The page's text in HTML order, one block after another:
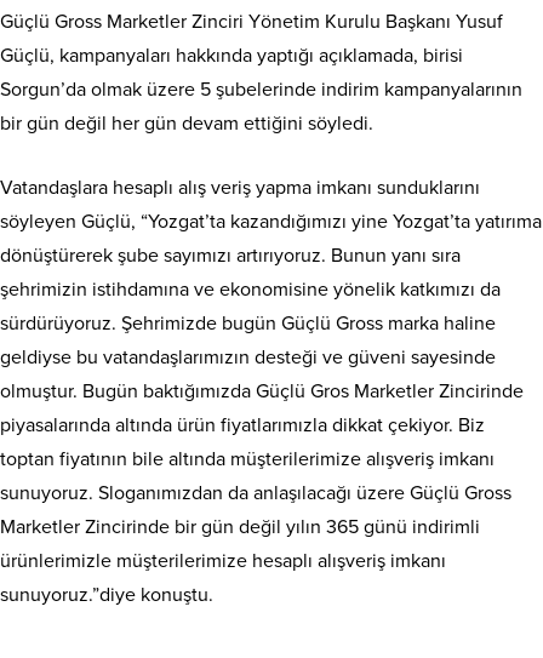
Güçlü Gross Marketler Zinciri Yönetim Kurulu Başkanı Yusuf
Güçlü, kampanyaları hakkında yaptığı açıklamada, birisi
Sorgun’da olmak üzere 5 şubelerinde indirim kampanyalarının
bir gün değil her gün devam ettiğini söyledi.
Vatandaşlara hesaplı alış veriş yapma imkanı sunduklarını
söyleyen Güçlü, “Yozgat’ta kazandığımızı yine Yozgat’ta yatırıma
dönüştürerek şube sayımızı artırıyoruz. Bunun yanı sıra
şehrimizin istihdamına ve ekonomisine yönelik katkımızı da
sürdürüyoruz. Şehrimizde bugün Güçlü Gross marka haline
geldiyse bu vatandaşlarımızın desteği ve güveni sayesinde
olmuştur. Bugün baktığımızda Güçlü Gros Marketler Zincirinde
piyasalarında altında ürün fiyatlarımızla dikkat çekiyor. Biz
toptan fiyatının bile altında müşterilerimize alışveriş imkanı
sunuyoruz. Sloganımızdan da anlaşılacağı üzere Güçlü Gross
Marketler Zincirinde bir gün değil yılın 365 günü indirimli
ürünlerimizle müşterilerimize hesaplı alışveriş imkanı
sunuyoruz.”diye konuştu.